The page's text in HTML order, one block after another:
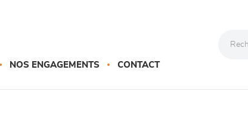
NOS ENGAGEMENTS CONTACT